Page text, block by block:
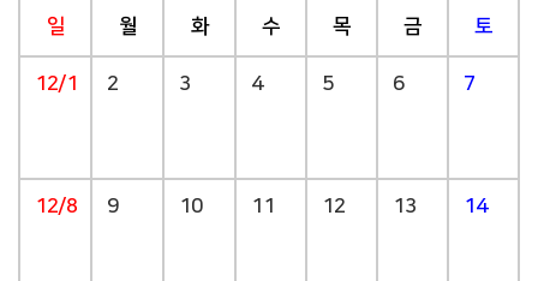
일 월 화 수 목 금 토
12/1 2 3 4 5 6 7
12/8 9 10 11 12 13 14